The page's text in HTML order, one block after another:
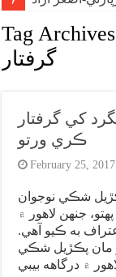
Tag
گرفتار
کي گرفتار
ڪري ورتو
February 25, 2017
شڪي نوجوان
جنهن لاهور ۾
به ڪيو آهي.
مان پڪڙيل شڪي